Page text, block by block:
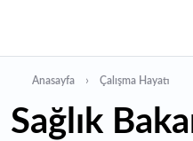
Anasayfa Çalışma Hayatı
Sağlık